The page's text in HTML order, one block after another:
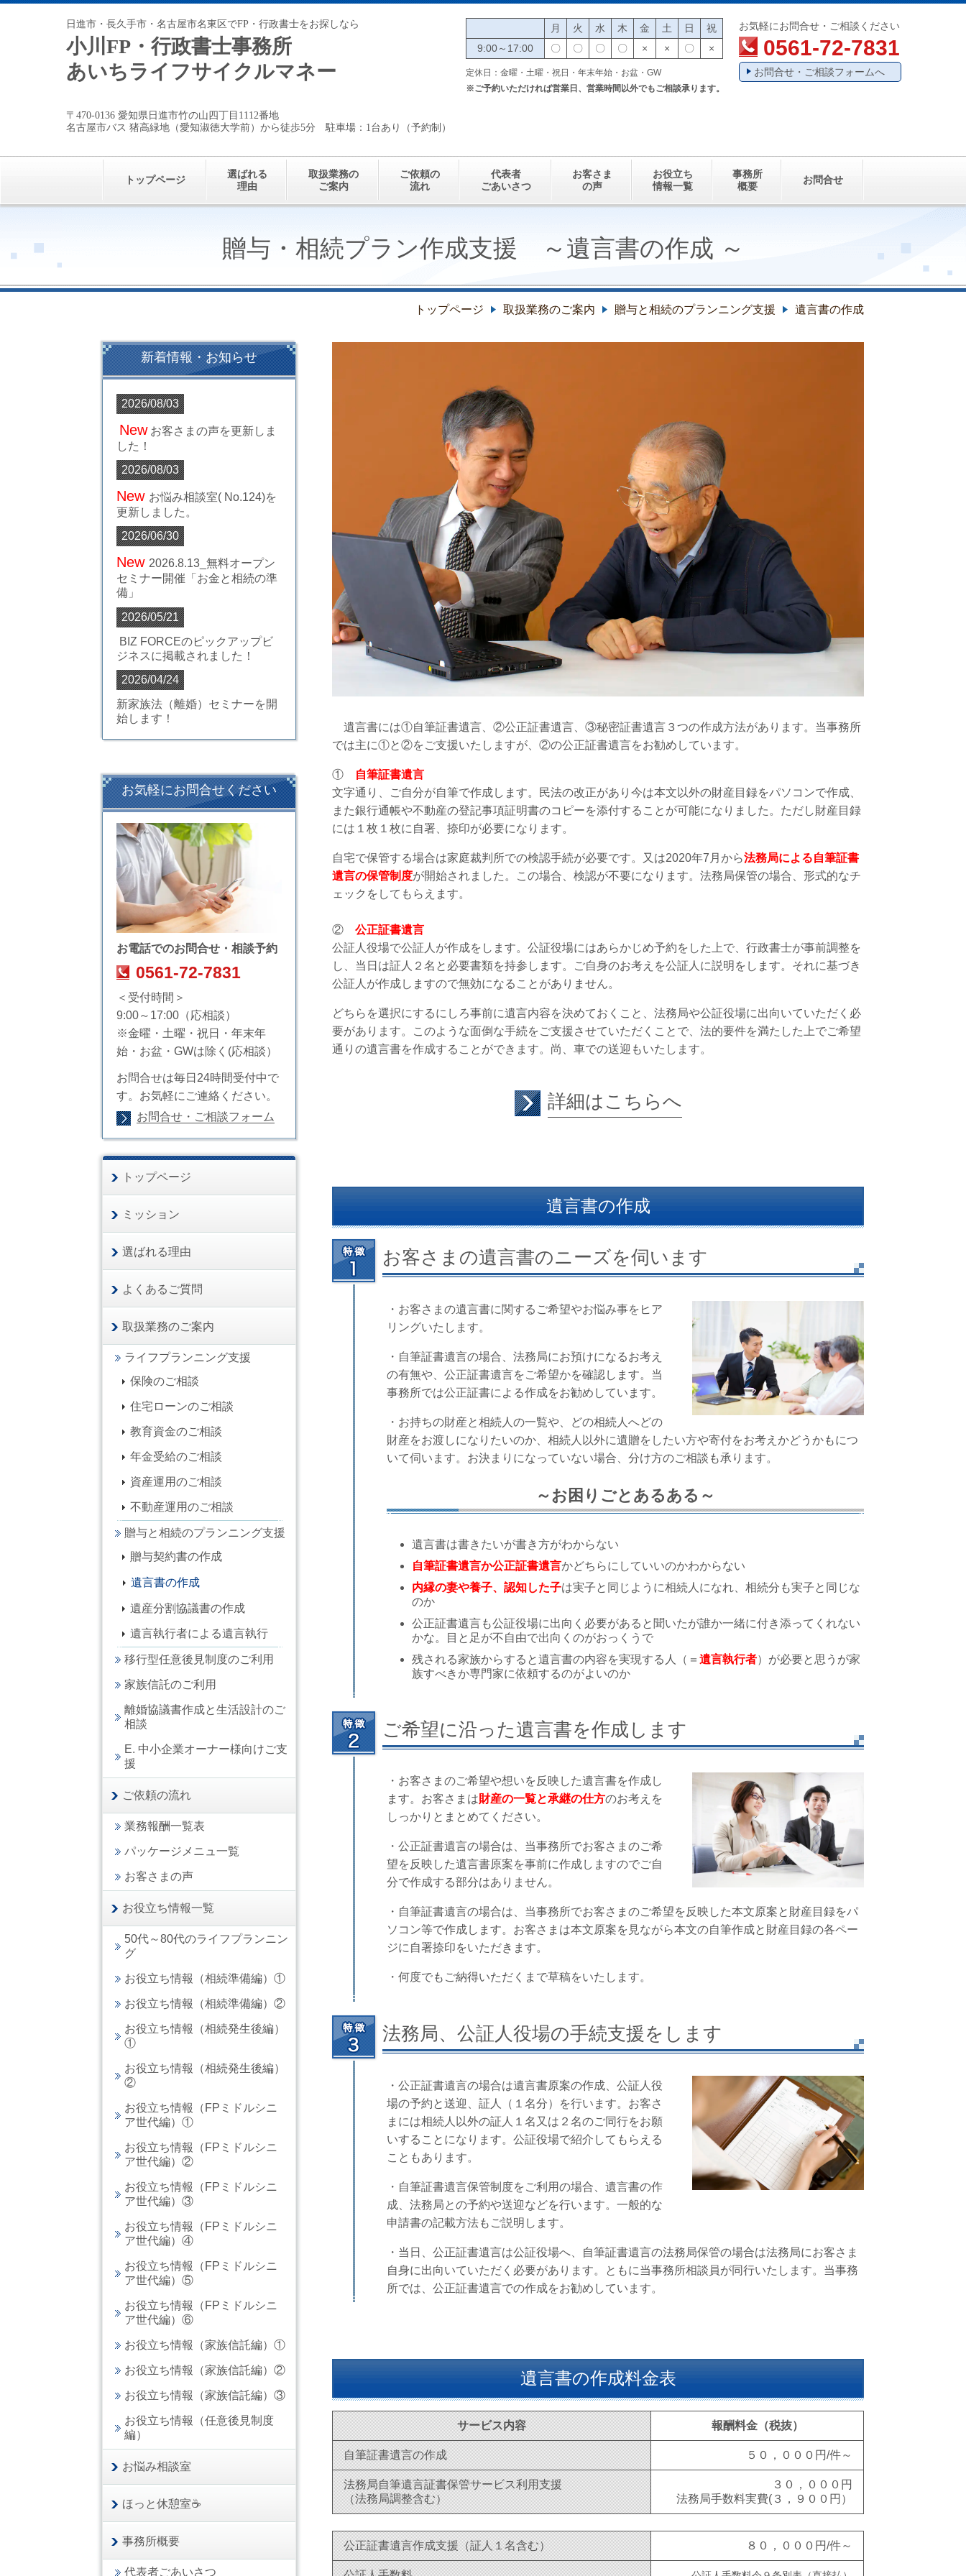
日進市・長久手市・名古屋市名東区でFP・行政書士をお探しなら
小川FP・行政書士事務所
あいちライフサイクルマネー
〒470-0136 愛知県日進市竹の山四丁目1112番地
名古屋市バス 猪高緑地（愛知淑徳大学前）から徒歩5分 駐車場：1台あり（予約制）
月 火 水 木 金 土 日
祝
9:00～17:00
〇 〇 〇 〇 × × 〇 ×
定休日：金曜・土曜・祝日・年末年始・お盆・GW
※ご予約いただければ営業日、営業時間以外でもご相談承ります。
お気軽にお問合せ・ご相談ください
0561-72-7831
お問合せ・ご相談フォームへ
トップページ
選ばれる
理由
取扱業務の
ご案内
ご依頼の
流れ
代表者
ごあいさつ
お客さま
の声
お役立ち
情報一覧
事務所
概要
お問合せ
贈与・相続プラン作成支援 ～遺言書の作成 ～
トップページ 取扱業務のご案内 贈与と相続のプランニング支援 遺言書の作成
遺言書には①自筆証書遺言、②公正証書遺言、③秘密証書遺言３つの作成方法があります。当事務所
では主に①と②をご支援いたしますが、②の公正証書遺言をお勧めしています。
①
自筆証書遺言
文字通り、ご自分が自筆で作成します。民法の改正があり今は本文以外の財産目録をパソコンで作成、
また銀行通帳や不動産の登記事項証明書のコピーを添付することが可能になりました。ただし財産目録
には１枚１枚に自署、捺印が必要になります。
自宅で保管する場合は家庭裁判所での検認手続が必要です。又は2020年7 月から法務局による自筆証書
遺言の保管制度が開始されました。この場合、検認が不要になります。法務局保管の場合、形式的なチ
ェックをしてもらえます。
② 公正証書遺言
公証人役場で公証人が作成をします。公証役場にはあらかじめ予約をした上で、行政書士が事前調整を
し、当日は証人２名と必要書類を持参します。ご自身のお考えを公証人に説明をします。それに基づき
公証人が作成しますので無効になることがありません。
どちらを選択にするにしろ事前に遺言内容を決めておくこと、法務局や公証役場に出向いていただく必
要があります。このような面倒な手続をご支援させていただくことで、法的要件を満たした上でご希望
通りの遺言書を作成することができます。尚、車での送迎もいたします。
詳細はこちらへ
遺言書の作成
お客さまの遺言書のニーズを伺います
・お客さまの遺言書に関するご希望やお悩み事をヒア
リングいたします。
・自筆証書遺言の場合、法務局にお預けになるお考え
の有無や、公正証書遺言をご希望かを確認します。当
事務所では公正証書による作成をお勧めしています。
・お持ちの財産と相続人の一覧や、どの相続人へどの
財産をお渡しになりたいのか、相続人以外に遺贈をしたい方や寄付をお考えかどうかもにつ
いて伺います。お決まりになっていない場合、分け方のご相談も承ります。
～お困りごとあるある～
遺言書は書きたいが書き方がわからない
自筆証書遺言か公正証書遺言かどちらにしていいのかわからない
内縁の妻や養子、認知した子は実子と同じように相続人になれ、相続分も実子と同じな
のか
公正証書遺言も公証役場に出向く必要があると聞いたが誰か一緒に付き添ってくれない
かな。目と足が不自由で出向くのがおっくうで
残される家族からすると遺言書の内容を実現する人（＝ 遺言執行者）が必要と思うが家
族すべきか専門家に依頼するのがよいのか
ご希望に沿った遺言書を作成します
・お客さまのご希望や想いを反映した遺言書を作成し
ます。お客さまは財産の一覧と承継の仕方のお考えを
しっかりとまとめてください。
・公正証書遺言の場合は、当事務所でお客さまのご希
望を反映した遺言書原案を事前に作成しますのでご自
分で作成する部分はありません。
・自筆証書遺言の場合は、当事務所でお客さまのご希望を反映した本文原案と財産目録をパ
ソコン等で作成します。お客さまは本文原案を見ながら本文の自筆作成と財産目録の各ペー
ジに自署捺印をいただきます。
・何度でもご納得いただくまで草稿をいたします。
法務局、公証人役場の手続支援をします
・公正証書遺言の場合は遺言書原案の作成、公証人役
場の予約と送迎、証人（１名分）を行います。お客さ
まには相続人以外の証人１名又は２名のご同行をお願
いすることになります。公証役場で紹介してもらえる
こともあります。
・自筆証書遺言保管制度をご利用の場合、遺言書の作
成、法務局との予約や送迎などを行います。一般的な
申請書の記載方法もご説明します。
・当日、公正証書遺言は公証役場へ、自筆証書遺言の法務局保管の場合は法務局にお客さま
自身に出向いていただく必要があります。ともに当事務所相談員が同行いたします。当事務
所では、公正証書遺言での作成をお勧めしています。
遺言書の作成料金表
サービス内容 報酬料金（税抜）
自筆証書遺言の作成 ５０，０００円/件～
法務局自筆遺言証書保管サービス利用支援
（法務局調整含む）
３０，０００円
法務局手数料実費(３，９００円）
公正証書遺言作成支援（証人１名含む） ８０，０００円/件～
新着情報・お知らせ
2026/08/03
New お客さまの声を更新しま
した！
2026/08/03
New お悩み相談室( No.124)を
更新しました。
2026/06/30
New 2026.8.13_無料オープン
セミナー開催 「お金と相続の準
備」
2026/05/21
BIZ FORCEのピックアップビ
ジネス に掲載されました！
2026/04/24
新家族法（離婚）セミナーを開
始します！
お気軽にお問合せください
お電話でのお問合せ・相談予約
0561-72-7831
＜受付時間＞
9:00～17:00（応相談）
※金曜・土曜・祝日・年末年
始・お盆・GWは除く(応相談）
お問合せは毎日24時間受付中で
す。お気軽にご連絡ください。
お問合せ・ご相談フォーム
トップページ
ミッション
選ばれる理由
よくあるご質問
取扱業務のご案内
ライフプランニング支援
保険のご相談
住宅ローンのご相談
教育資金のご相談
年金受給のご相談
資産運用のご相談
不動産運用のご相談
贈与と相続のプランニング支援
贈与契約書の作成
遺言書の作成
遺産分割協議書の作成
遺言執行者による遺言執行
移行型任意後見制度のご利用
家族信託のご利用
離婚協議書作成と生活設計のご
相談
E. 中小企業オーナー様向けご支
援
ご依頼の流れ
業務報酬一覧表
パッケージメニュ一覧
お客さまの声
お役立ち情報一覧
50代～80代のライフプランニン
グ
お役立ち情報（相続準備編）①
お役立ち情報（相続準備編）②
お役立ち情報（相続発生後編）
①
お役立ち情報（相続発生後編）
②
お役立ち情報（FPミドルシニ
ア世代編）①
お役立ち情報（FPミドルシニ
ア世代編）②
お役立ち情報（FPミドルシニ
ア世代編）③
お役立ち情報（FPミドルシニ
ア世代編）④
お役立ち情報（FPミドルシニ
ア世代編）⑤
お役立ち情報（FPミドルシニ
ア世代編）⑥
お役立ち情報（家族信託編）①
お役立ち情報（家族信託編）②
お役立ち情報（家族信託編）③
お役立ち情報（任意後見制度
編）
お悩み相談室
ほっと休憩室☕
事務所概要
代表者ごあいさつ